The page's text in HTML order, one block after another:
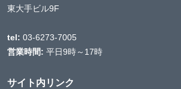
東大手ビル9F
tel: 03-6273-7005
営業時間: 平日9時～17時
サイト内リンク